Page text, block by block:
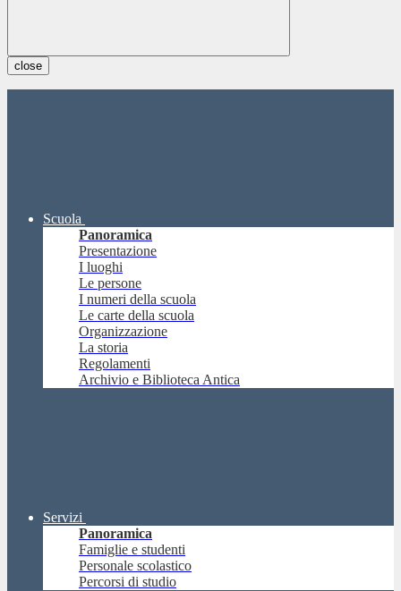
close
Scuola
Panoramica
Presentazione
I luoghi
Le persone
I numeri della scuola
Le carte della scuola
Organizzazione
La storia
Regolamenti
Archivio e Biblioteca Antica
Servizi
Panoramica
Famiglie e studenti
Personale scolastico
Percorsi di studio